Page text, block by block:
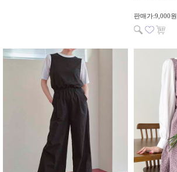
판매가:9,000원